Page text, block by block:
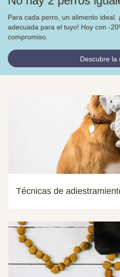
Para cada perro, un alimento ideal.
adecuada para el tuyo! Hoy con -
compromiso.
Descubre la
Técnicas de